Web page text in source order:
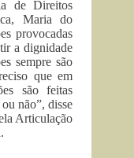
de Direitos
Maria do
provocadas
a dignidade
sempre são
que em
são feitas
não”, disse
Articulação